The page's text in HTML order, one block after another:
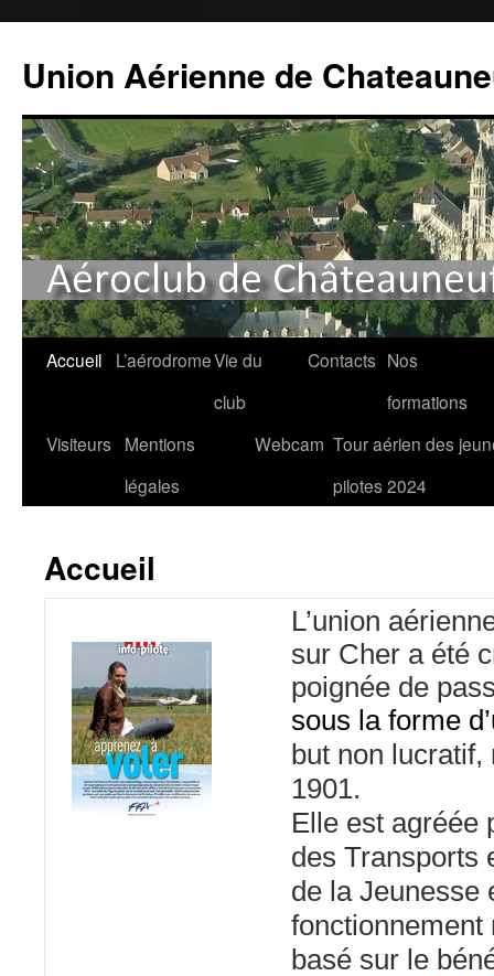
Union Aérienne de
Aller
contenu
Accueil L’aérodromeVie du
club
Contacts Nos
formations
Visiteurs
Mentions
légales
Webcam Tour aérien des
pilotes 2024
Accueil
L’union
sur Cher a été
poignée de
sous la forme
but non
1901.
Elle est agréée
des Transports
de la Jeunesse
fonctionnement
basé sur le